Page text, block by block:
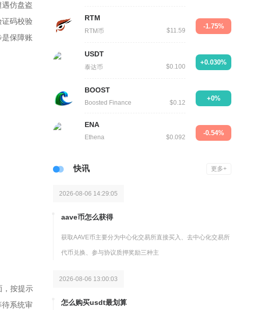
仿盘盗
码校验
保障账
，按提示
系统审
RTM
RTM币 $11.59
-1.75%
USDT
泰达币 $0.100
+0.030%
BOOST
Boosted Finance $0.12
+0%
ENA
Ethena $0.092
-0.54%
快讯 更多+
2026-08-06 14:29:05
aave币怎么获得
获取AAVE币主要分为中心化交易所直接买入、去中心化交易所
代币兑换、参与协议质押奖励三种主
2026-08-06 13:00:03
怎么购买usdt最划算